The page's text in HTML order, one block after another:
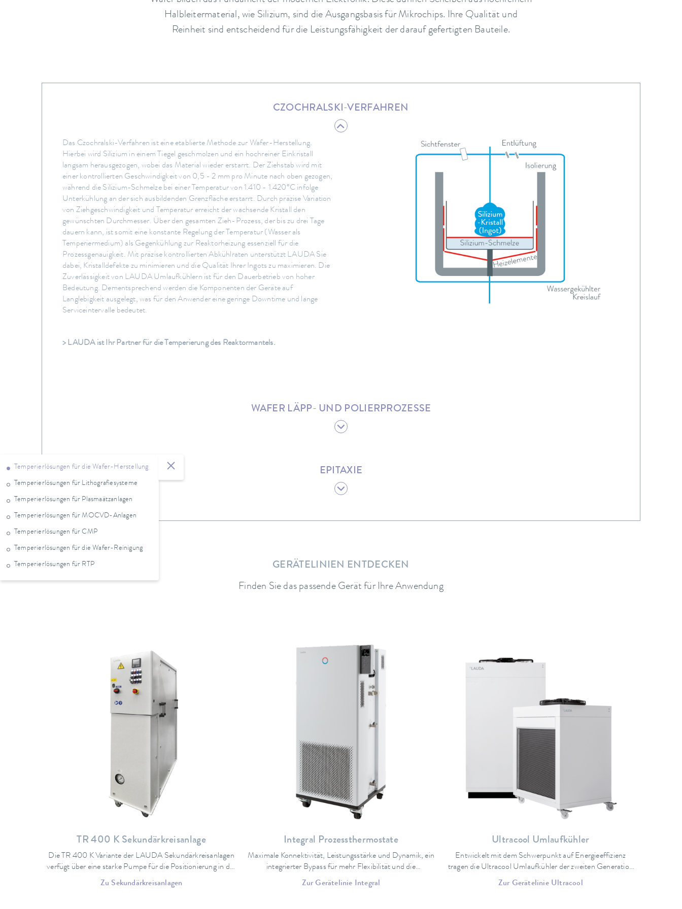
Temperierlösungen für die Wafer-Herstellung
Temperierlösungen für Lithografiesysteme
Temperierlösungen für Plasmaätzanlagen
Temperierlösungen für MOCVD-Anlagen
Temperierlösungen für CMP
Temperierlösungen für die Wafer-Reinigung
Temperierlösungen für RTP
Halbleitermaterial, wie Silizium, sind die Ausgangsbasis für Mikrochips. Ihre Qualität und
Reinheit sind entscheidend für die Leistungsfähigkeit der darauf gefertigten Bauteile.
CZOCHRALSKI-VERFAHREN
Das Czochralski-Verfahren ist eine etablierte Methode zur Wafer-Herstellung.
Hierbei wird Silizium in einem Tiegel geschmolzen und ein hochreiner Einkristall
langsam herausgezogen, wobei das Material wieder erstarrt. Der Ziehstab wird mit
einer kontrollierten Geschwindigkeit von 0,5 - 2 mm pro Minute nach oben gezogen,
während die Silizium-Schmelze bei einer Temperatur von 1.410 - 1.420°C infolge
Unterkühlung an der sich ausbildenden Grenzfläche erstarrt. Durch präzise Variation
von Ziehgeschwindigkeit und Temperatur erreicht der wachsende Kristall den
gewünschten Durchmesser. Über den gesamten Zieh-Prozess, der bis zu drei Tage
dauern kann, ist somit eine konstante Regelung der Temperatur (Wasser als
Temperiermedium) als Gegenkühlung zur Reaktorheizung essenziell für die
Prozessgenauigkeit. Mit präzise kontrollierten Abkühlraten unterstützt LAUDA Sie
dabei, Kristalldefekte zu minimieren und die Qualität Ihrer Ingots zu maximieren. Die
Zuverlässigkeit von LAUDA Umlaufkühlern ist für den Dauerbetrieb von hoher
Bedeutung. Dementsprechend werden die Komponenten der Geräte auf
Langlebigkeit ausgelegt, was für den Anwender eine geringe Downtime und lange
Serviceintervalle bedeutet.
> LAUDA ist Ihr Partner für die Temperierung des Reaktormantels.
WAFER LÄPP- UND POLIERPROZESSE
EPITAXIE
GERÄTELINIEN ENTDECKEN
Finden Sie das passende Gerät für Ihre Anwendung
TR 400 K Sekundärkreisanlage
Die TR 400 K Variante der LAUDA Sekundärkreisanlagen
verfügt über eine starke Pumpe für die Positionierung in der
Subfab, ermöglicht einen Volumenstrom bis zu 106L/min
und 100 kW Kühlleistung bei 50 °C. Nach Kundenwunsch
Zu Sekundärkreisanlagen
Integral Prozessthermostate
Maximale Konnektivität, Leistungsstärke und Dynamik, ein
integrierter Bypass für mehr Flexibilität und die
komfortable Bedienung machen die Integral-Linie zu
idealen Prozessthermostaten in zahlreichen Szenarien.Ob
Zur Gerätelinie Integral
Ultracool Umlaufkühler
Entwickelt mit dem Schwerpunkt auf Energieeffizienz
tragen die Ultracool Umlaufkühler der zweiten Generation
zentral zur Verringerung Ihrer Betriebskosten bei. Die neu
Zur Gerätelinie Ultracool